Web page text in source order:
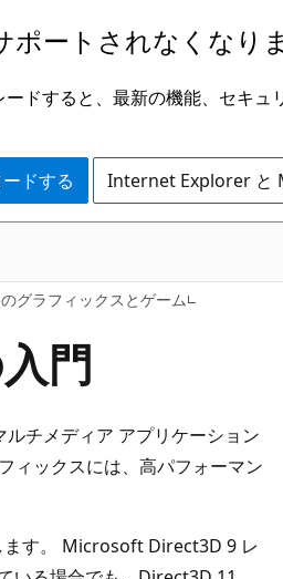
ートされなくなり
ドすると、最新の機能、セキュ
ドする Internet Explorer と
グラフィックスとゲーム
門
チメディア アプリケーション
ィックスには、高パフォーマン
す。 Microsoft Direct3D 9 レ